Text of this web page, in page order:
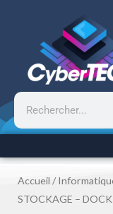
Rechercher
Accueil /
STOCKAGE –